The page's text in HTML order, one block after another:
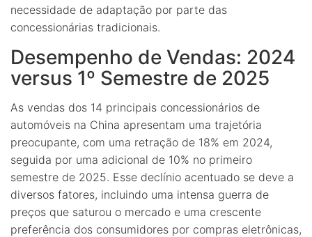
necessidade de adaptação por parte das
concessionárias tradicionais.
Desempenho de Vendas: 2024
versus 1º Semestre de 2025
As vendas dos 14 principais concessionários de
automóveis na China apresentam uma trajetória
preocupante, com uma retração de 18% em 2024,
seguida por uma adicional de 10% no primeiro
semestre de 2025. Esse declínio acentuado se deve a
diversos fatores, incluindo uma intensa guerra de
preços que saturou o mercado e uma crescente
preferência dos consumidores por compras eletrônicas,